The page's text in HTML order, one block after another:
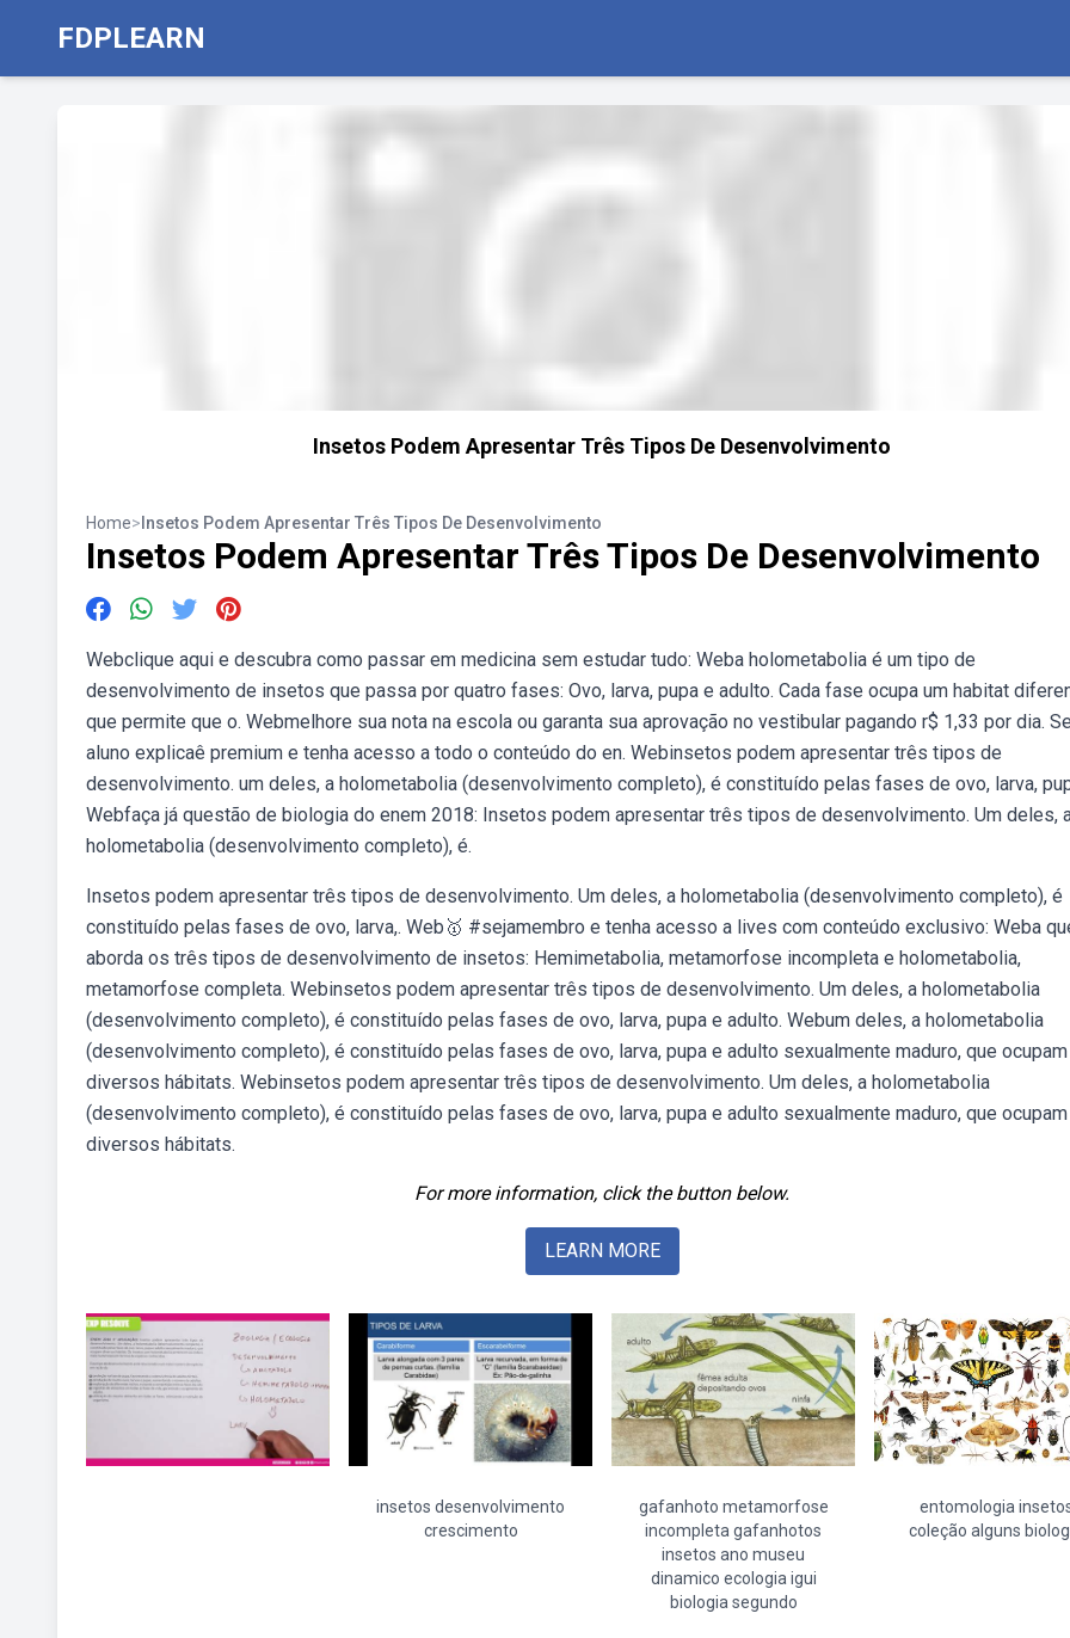
FDPLEARN
Insetos Podem Apresentar Três Tipos De Desenvolvimento
Home> Insetos Podem Apresentar Três Tipos De Desenvolvimento
Insetos Podem Apresentar Três Tipos De Desenvolvimento
Webclique aqui e descubra como passar em medicina sem estudar tudo: Weba holometabolia é um tipo de
desenvolvimento de insetos que passa por quatro fases: Ovo, larva, pupa e adulto. Cada fase ocupa um habitat
que permite que o. Webmelhore sua nota na escola ou garanta sua aprovação no vestibular pagando r$ 1,33 por dia.
aluno explicaê premium e tenha acesso a todo o conteúdo do en. Webinsetos podem apresentar três tipos de
desenvolvimento. um deles, a holometabolia (desenvolvimento completo), é constituído pelas fases de ovo, larva,
Webfaça já questão de biologia do enem 2018: Insetos podem apresentar três tipos de desenvolvimento. Um deles,
holometabolia (desenvolvimento completo), é.
Insetos podem apresentar três tipos de desenvolvimento. Um deles, a holometabolia (desenvolvimento completo), é
constituído pelas fases de ovo, larva,. Web🥇 #sejamembro e tenha acesso a lives com conteúdo exclusivo: Weba
aborda os três tipos de desenvolvimento de insetos: Hemimetabolia, metamorfose incompleta e holometabolia,
metamorfose completa. Webinsetos podem apresentar três tipos de desenvolvimento. Um deles, a holometabolia
(desenvolvimento completo), é constituído pelas fases de ovo, larva, pupa e adulto. Webum deles, a holometabolia
(desenvolvimento completo), é constituído pelas fases de ovo, larva, pupa e adulto sexualmente maduro, que ocupam
diversos hábitats. Webinsetos podem apresentar três tipos de desenvolvimento. Um deles, a holometabolia
(desenvolvimento completo), é constituído pelas fases de ovo, larva, pupa e adulto sexualmente maduro, que ocupam
diversos hábitats.
For more information, click the button below.
LEARN MORE
insetos desenvolvimento
crescimento
gafanhoto metamorfose
incompleta gafanhotos
insetos ano museu
dinamico ecologia igui
biologia segundo
entomologia
coleção alguns